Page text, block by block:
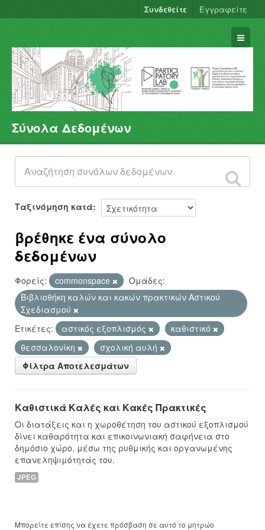
Συνδεθείτε Εγγραφείτε
Σύνολα Δεδομένων
Φορείς
Ομάδες
Σχετικά
Σύνολα Δεδομένων
Ταξινόμηση κατά
βρέθηκε ένα σύνολο
δεδομένων
Φορείς: commonspace
Ομάδες:
Βιβλιοθήκη καλών και κακών πρακτικών Αστικού
Σχεδιασμού
Ετικέτες:
αστικός εξοπλισμός
καθιστικό
θεσσαλονίκη
σχολική αυλή
Φίλτρα Αποτελεσμάτων
Καθιστικά Καλές και Κακές Πρακτικές
Οι διατάξεις και η χωροθέτηση του αστικού εξοπλισμού
δίνει καθαρότητα και επικοινωνιακή σαφήνεια στο
δημόσιο χώρο, μέσω της ρυθμικής και οργανωμένης
επανεληψιμότητάς του.
JPEG
Μπορείτε επίσης να έχετε πρόσβαση σε αυτό το μητρώο